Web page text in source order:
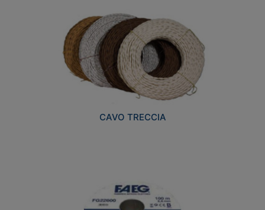
CAVO TRECCIA